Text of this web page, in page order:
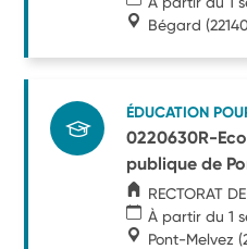
Bégard
ÉDUCATION
0220630R-
publique de
RECTORAT
À partir du 1
Pont-Melvez